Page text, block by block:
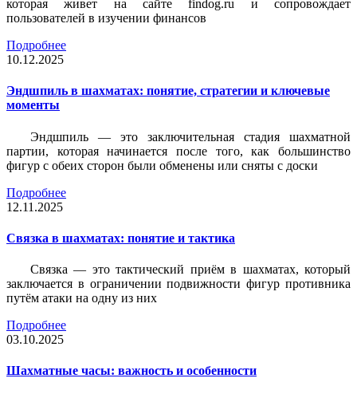
которая живет на сайте findog.ru и сопровождает
пользователей в изучении финансов
Подробнее
10.12.2025
Эндшпиль в шахматах: понятие, стратегии и ключевые
моменты
Эндшпиль — это заключительная стадия шахматной
партии, которая начинается после того, как большинство
фигур с обеих сторон были обменены или сняты с доски
Подробнее
12.11.2025
Связка в шахматах: понятие и тактика
Связка — это тактический приём в шахматах, который
заключается в ограничении подвижности фигур противника
путём атаки на одну из них
Подробнее
03.10.2025
Шахматные часы: важность и особенности